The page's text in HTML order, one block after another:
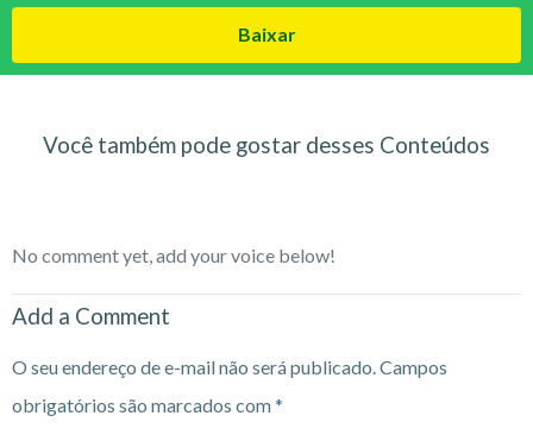
Baixar
Você também pode gostar desses Conteúdos
No comment yet, add your voice below!
Add a Comment
O seu endereço de e-mail não será publicado.Campos
obrigatórios são marcados com*